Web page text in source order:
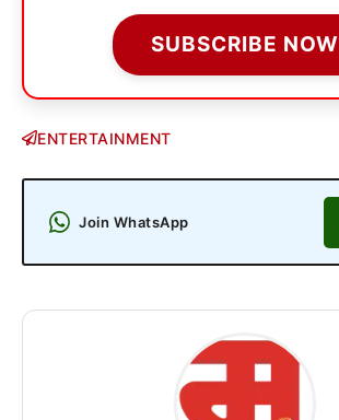
SUBSCRIBE NOW
ENTERTAINMENT
Join WhatsApp